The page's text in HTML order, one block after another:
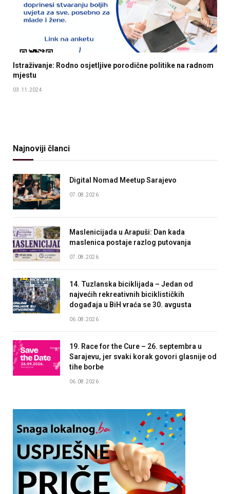
Istraživanje: Rodno osjetljive porodične politike na radnom
mjestu
03.11.2024
Najnoviji članci
Digital Nomad Meetup Sarajevo
07.08.2026
Maslenicijada u Arapuši: Dan kada
maslenica postaje razlog putovanja
07.08.2026
14. Tuzlanska biciklijada – Jedan od
najvećih rekreativnih biciklističkih
događaja u BiH vraća se 30. avgusta
06.08.2026
19. Race for the Cure – 26. septembra u
Sarajevu, jer svaki korak govori glasnije od
tihe borbe
06.08.2026